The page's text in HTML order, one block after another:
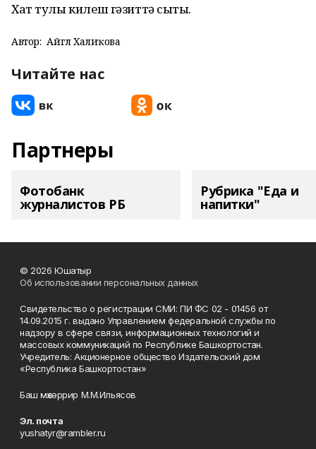
Хат тулы килеш гәзиттә сыҡты.
Автор: Айгөл Халиҡова
Читайте нас
Партнеры
Фотобанк
журналистов РБ
Рубрика "Еда и
напитки"
© 2026 Юшатыр
Об использовании персональных данных
Свидетельство о регистрации СМИ: ПИ ФС 02 - 01456 от
14.09.2015 г. выдано Управлением федеральной службы по
надзору в сфере связи, информационных технологий и
массовых коммуникаций по Республике Башкортостан.
Учредитель: Акционерное общество Издательский дом
«Республика Башкортостан»
Баш мөхәррир М.М.Ильясов
Эл. почта
yushatyr@rambler.ru